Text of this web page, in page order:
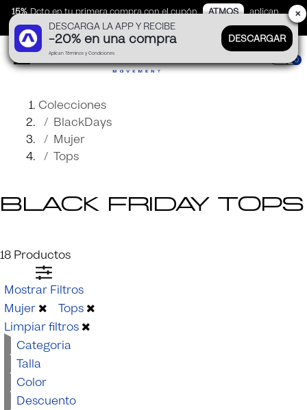
15% Dcto en tu primera compra con el cupón ATMOS
aplican
TyC
0
Colecciones
BlackDays
Mujer
Tops
Black friday tops
18 Productos
Mostrar Filtros
Mujer
Tops
Limpiar filtros
Categoria
Talla
Color
Descuento
DESCARGA LA APP Y RECIBE
-20% en una compra
Aplican Términos y Condiciones
DESCARGAR
✕